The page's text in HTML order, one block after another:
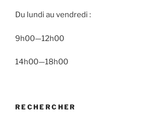
Du lundi au vendredi :
9h00—12h00
14h00—18h00
RECHERCHER